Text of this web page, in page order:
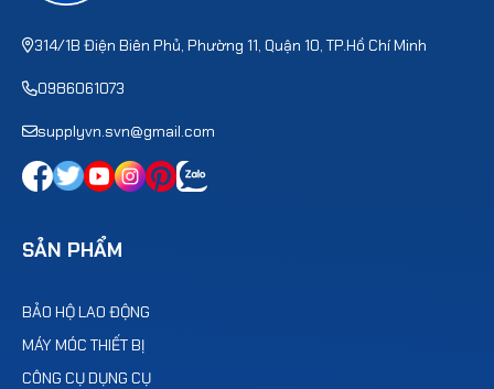
314/1B Điện Biên Phủ, Phường 11, Quận 10, TP.Hồ Chí Minh
0986061073
supplyvn.svn@gmail.com
SẢN PHẨM
BẢO HỘ LAO ĐỘNG
MÁY MÓC THIẾT BỊ
CÔNG CỤ DỤNG CỤ